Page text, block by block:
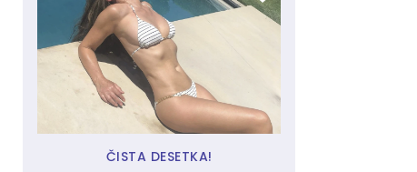
ČISTA DESETKA!